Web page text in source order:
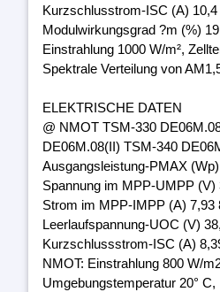
Kurzschlusstrom-ISC (A) 10,4
Modulwirkungsgrad ?m (%)
Einstrahlung 1000 W/m²,
Spektrale Verteilung von
ELEKTRISCHE DATEN
@ NMOT TSM-330
DE06M.08(II) TSM-340
Ausgangsleistung-PMAX
Spannung im MPP-UMPP (V)
Strom im MPP-IMPP (A) 7,93
Leerlaufspannung-UOC (V)
Kurzschlussstrom-ISC (A)
NMOT: Einstrahlung 800 W/
Umgebungstemperatur 20° C,